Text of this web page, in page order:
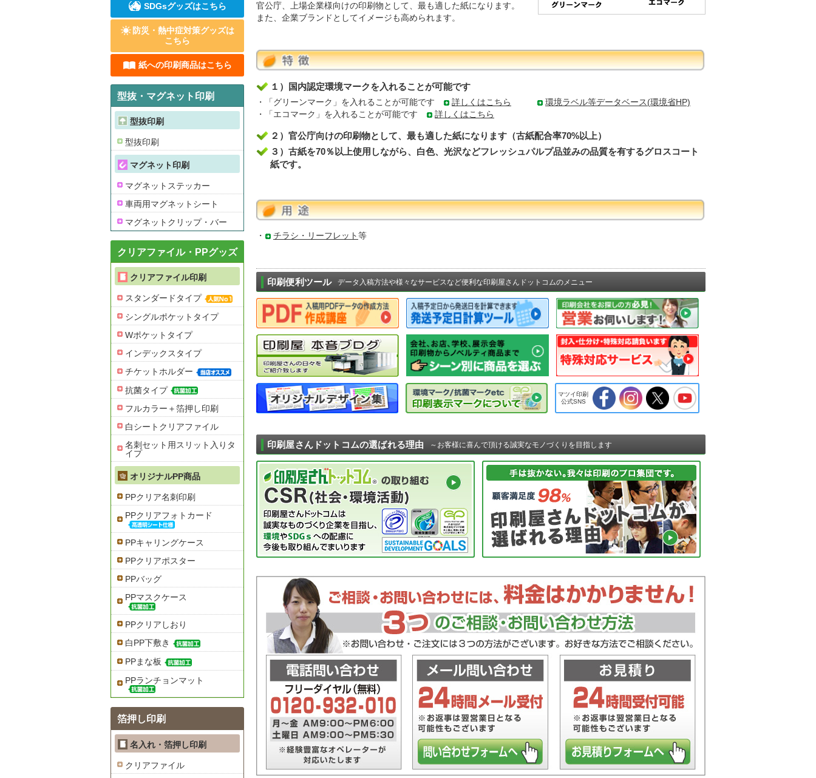
官公庁、上場企業様向けの印刷物として、最も適した紙になります。
また、企業ブランドとしてイメージも高められます。
１）国内認定環境マークを入れることが可能です
・「グリーンマーク」を入れることが可能です 詳しくはこちら
環境ラベル等データベース(環境省HP)
・「エコマーク」を入れることが可能です
詳しくはこちら
２）官公庁向けの印刷物として、最も適した紙になります（古紙配合率70%以上）
３）古紙を70％以上使用しながら、白色、光沢などフレッシュパルプ品並みの品質を有するグロスコート
紙です。
・ チラシ・リーフレット 等
印刷便利ツール データ入稿方法や様々なサービスなど便利な印刷屋さんドットコムのメニュー
マツイ印刷
公式SNS
印刷屋さんドットコムの選ばれる理由 ～お客様に喜んで頂ける誠実なモノづくりを目指します
SDGsグッズはこちら
防災・熱中症対策グッズは
こちら
紙への印刷商品はこちら
型抜・マグネット印刷
型抜印刷
型抜印刷
マグネット印刷
マグネットステッカー
車両用マグネットシート
マグネットクリップ・バー
クリアファイル・PPグッズ
クリアファイル印刷
スタンダードタイプ
シングルポケットタイプ
Wポケットタイプ
インデックスタイプ
チケットホルダー
抗菌タイプ
フルカラー＋箔押し印刷
白シートクリアファイル
名刺セット用スリット入りタ
イプ
オリジナルPP商品
PPクリア名刺印刷
PPクリアフォトカード
PPキャリングケース
PPクリアポスター
PPバッグ
PPマスクケース
PPクリアしおり
白PP下敷き
PPまな板
PPランチョンマット
箔押し印刷
名入れ・箔押し印刷
クリアファイル